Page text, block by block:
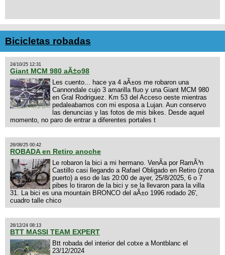
Bicicletas robadas
24/10/25 12:31
Giant MCM 980 aÃ±o98
Les cuento... hace ya 4 aÃ±os me robaron una
Cannondale cujo 3 amarilla fluo y una Giant MCM 980
en Gral Rodriguez. Km 53 del Acceso oeste mientras
pedaleabamos con mi esposa a Lujan. Aun conservo
las denuncias y las fotos de mis bikes. Desde aquel
momento, no paro de entrar a diferentes portales t
26/08/25 00:42
ROBADA en Retiro anoche
Le robaron la bici a mi hermano. VenÃ­a por RamÃ³n
Castillo casi llegando a Rafael Obligado en Retiro (zona
puerto) a eso de las 20:00 de ayer, 25/8/2025, 6 o 7
pibes lo tiraron de la bici y se la llevaron para la villa
31. La bici es una mountain BRONCO del aÃ±o 1996 rodado 26',
cuadro talle chico
26/12/24 08:13
BTT MASSI TEAM EXPERT
Btt robada del interior del cotxe a Montblanc el
23/12/2024